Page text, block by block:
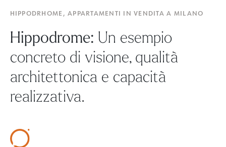
HIPPODRHOME, APPARTAMENTI IN VENDITA A MILANO
Hippodrome: Un esempio
concreto di visione, qualità
architettonica e capacità
realizzativa.